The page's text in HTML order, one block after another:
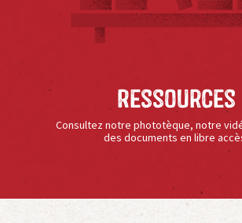
Ressources
Consultez notre phototèque, notre
des documents en libre